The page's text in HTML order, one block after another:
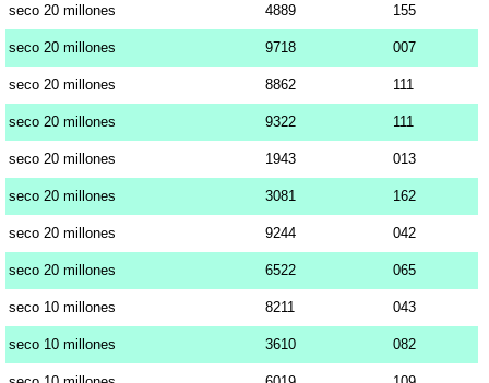
seco 20 millones 4889 155
seco 20 millones 9718 007
seco 20 millones 8862 111
seco 20 millones 9322 111
seco 20 millones 1943 013
seco 20 millones 3081 162
seco 20 millones 9244 042
seco 20 millones 6522 065
seco 10 millones 8211 043
seco 10 millones 3610 082